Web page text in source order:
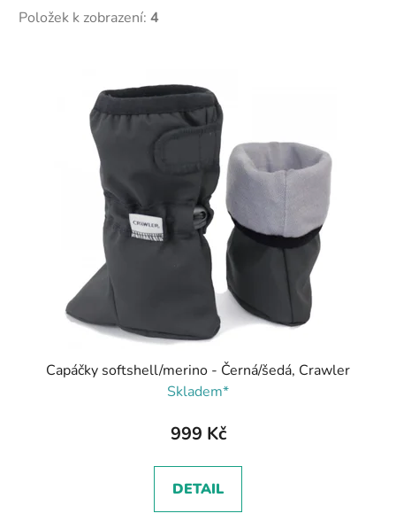
Položek k zobrazení: 4
Capáčky softshell/merino - Černá/šedá, Crawler
Skladem*
999 Kč
DETAIL